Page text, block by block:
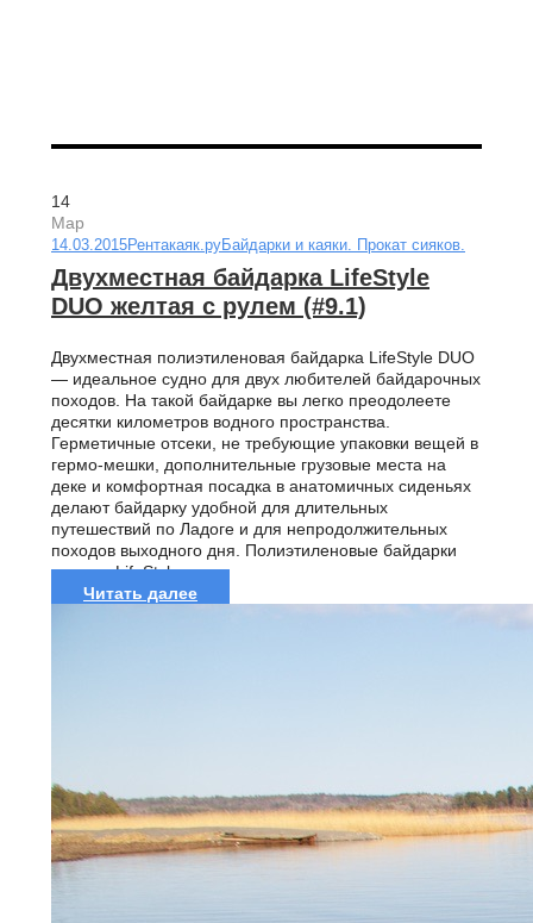
14
Мар
14.03.2015Рентакаяк.руБайдарки и каяки. Прокат сияков.
Двухместная байдарка LifeStyle
DUO желтая с рулем (#9.1)
Двухместная полиэтиленовая байдарка LifeStyle DUO
— идеальное судно для двух любителей байдарочных
походов. На такой байдарке вы легко преодолеете
десятки километров водного пространства.
Герметичные отсеки, не требующие упаковки вещей в
гермо-мешки, дополнительные грузовые места на
деке и комфортная посадка в анатомичных сиденьях
делают байдарку удобной для длительных
путешествий по Ладоге и для непродолжительных
походов выходного дня. Полиэтиленовые байдарки
модели LifeStyle...
Читать далее